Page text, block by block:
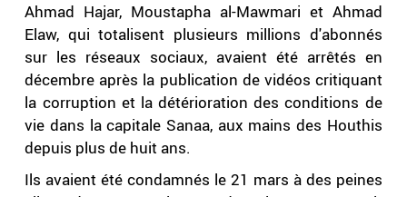
Ahmad Hajar, Moustapha al-Mawmari et Ahmad
Elaw, qui totalisent plusieurs millions d'abonnés
sur les réseaux sociaux, avaient été arrêtés en
décembre après la publication de vidéos critiquant
la corruption et la détérioration des conditions de
vie dans la capitale Sanaa, aux mains des Houthis
depuis plus de huit ans.
Ils avaient été condamnés le 21 mars à des peines